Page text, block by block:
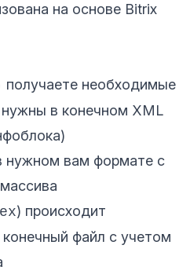
на основе Bitrix
получаете необходимые
в конечном XML
нужном вам формате с
) происходит
файл с учетом